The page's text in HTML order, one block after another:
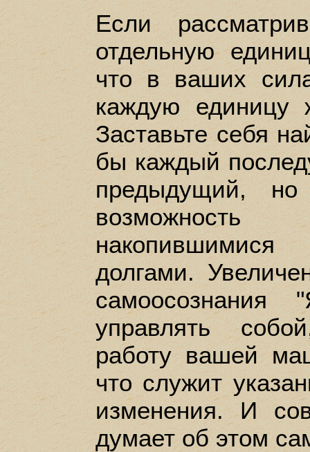
Если
отдельную
что в ваших
каждую единицу
Заставьте себя
бы каждый
предыдущий, но
долгами.
управлять
работу вашей
что служит
изменения. И
думает об этом